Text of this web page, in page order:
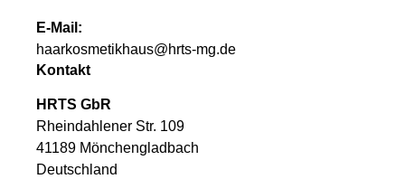
E-Mail:
haarkosmetikhaus@hrts-mg.de
Kontakt
HRTS GbR
Rheindahlener Str. 109
41189 Mönchengladbach
Deutschland